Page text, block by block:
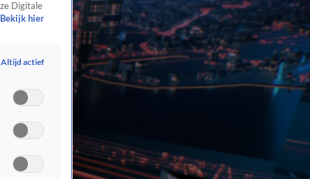
Digitale
Bekijk hier
Altijd actief